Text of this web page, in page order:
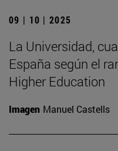
09 | 10 | 2025
La Universidad,
España según el
Higher Education
Imagen Manuel Castells